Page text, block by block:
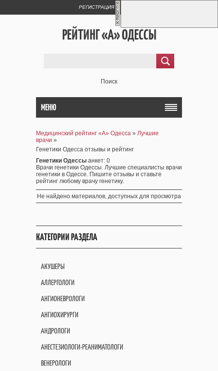
РЕГИСТРАЦИЯ
РЕЙТИНГ «А» ОДЕССЫ
Поиск
МЕНЮ
Медицинский рейтинг «А» Одесса » Лучшие
врачи »
Генетики Одесса отзывы и рейтинг
Генетики Одессы анкет: 0
Врачи генетики Одессы. Лучшие специалисты врачи
генетики в Одессе. Пишите отзывы и ставьте
рейтинг любому врачу генетику.
Не найдено материалов, доступных для просмотра
КАТЕГОРИИ РАЗДЕЛА
АКУШЕРЫ
АЛЛЕРГОЛОГИ
АНГИОНЕВРОЛОГИ
АНГИОХИРУРГИ
АНДРОЛОГИ
АНЕСТЕЗИОЛОГИ-РЕАНИМАТОЛОГИ
ВЕНЕРОЛОГИ